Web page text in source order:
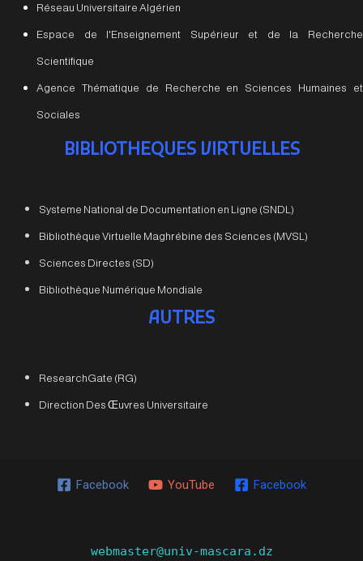
Réseau Universitaire Algérien
Espace de l'Enseignement Supérieur et de la Recherche
Scientifique
Agence Thématique de Recherche en Sciences Humaines et
Sociales
BIBLIOTHEQUES VIRTUELLES
Systeme National de Documentation en Ligne (SNDL)
Bibliothèque Virtuelle Maghrébine des Sciences (MVSL)
Sciences Directes (SD)
Bibliothèque Numérique Mondiale
AUTRES
ResearchGate (RG)
Direction Des Œuvres Universitaire
Facebook YouTube Facebook
webmaster@univ-mascara.dz